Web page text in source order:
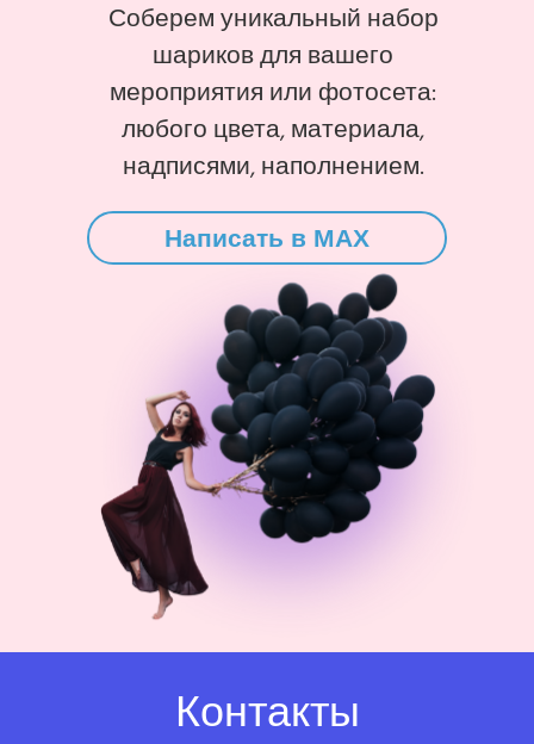
Соберем уникальный набор
шариков для вашего
мероприятия или фотосета:
любого цвета, материала,
надписями, наполнением.
Написать в MAX
Контакты